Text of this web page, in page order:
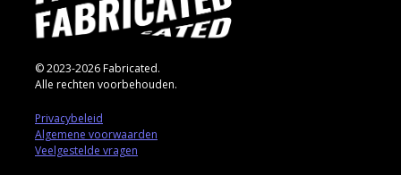
© 2023-2026 Fabricated.
Alle rechten voorbehouden.
Privacybeleid
Algemene voorwaarden
Veelgestelde vragen